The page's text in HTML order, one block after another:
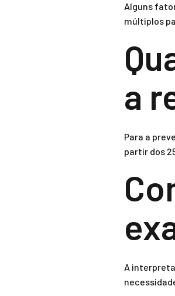
Alguns
múltiplos
a
Para a
partir dos
A